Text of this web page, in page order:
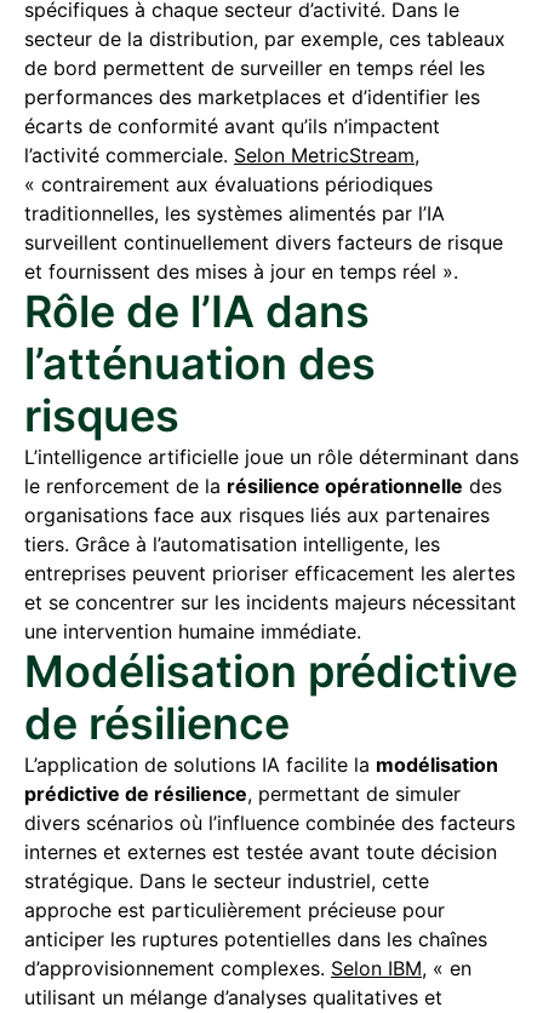
spécifiques à chaque secteur d’activité. Dans le
secteur de la distribution, par exemple, ces tableaux
de bord permettent de surveiller en temps réel les
performances des marketplaces et d’identifier les
écarts de conformité avant qu’ils n’impactent
l’activité commerciale. Selon MetricStream,
« contrairement aux évaluations périodiques
traditionnelles, les systèmes alimentés par l’IA
surveillent continuellement divers facteurs de risque
et fournissent des mises à jour en temps réel ».
Rôle de l’IA dans
l’atténuation des
risques
L’intelligence artificielle joue un rôle déterminant dans
le renforcement de la résilience opérationnelle des
organisations face aux risques liés aux partenaires
tiers. Grâce à l’automatisation intelligente, les
entreprises peuvent prioriser efficacement les alertes
et se concentrer sur les incidents majeurs nécessitant
une intervention humaine immédiate.
Modélisation prédictive
de résilience
L’application de solutions IA facilite la modélisation
prédictive de résilience, permettant de simuler
divers scénarios où l’influence combinée des facteurs
internes et externes est testée avant toute décision
stratégique. Dans le secteur industriel, cette
approche est particulièrement précieuse pour
anticiper les ruptures potentielles dans les chaînes
d’approvisionnement complexes. Selon IBM, « en
utilisant un mélange d’analyses qualitatives et